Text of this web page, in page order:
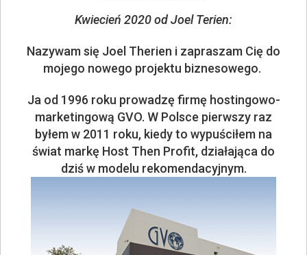
Kwiecień 2020 od Joel Terien:
Nazywam się Joel Therien i zapraszam Cię do
mojego nowego projektu biznesowego.
Ja od 1996 roku prowadzę firmę hostingowo-
marketingową GVO. W Polsce pierwszy raz
byłem w 2011 roku, kiedy to wypuściłem na
świat markę Host Then Profit, działająca do
dziś w modelu rekomendacyjnym.